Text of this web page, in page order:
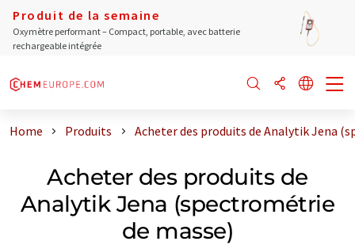
Produit de la semaine
Oxymètre performant – Compact, portable, avec batterie
rechargeable intégrée
Home Produits Acheter des produits de Analytik Jena
Acheter des produits de
Analytik Jena (spectrométrie
de masse)